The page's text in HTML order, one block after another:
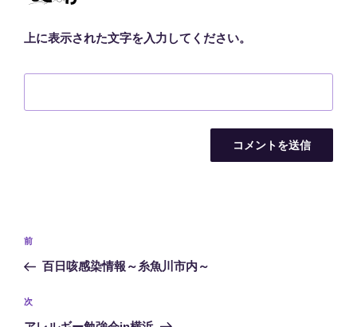
上に表示された文字を入力してください。
投
ナ
ビ
ゲ
前
の
稿
前
百日咳感染情報～糸魚川市内～
次
の
次